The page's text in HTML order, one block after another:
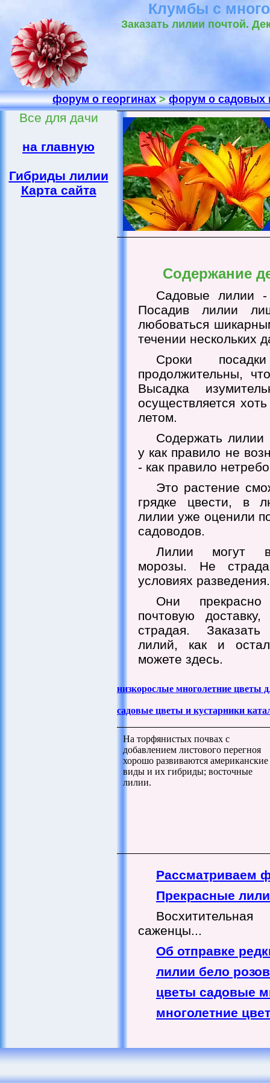
Клумбы с
Заказать лилии почтой.
форум о георгинах>форум о садовых
Все для дачи
на главную
Гибриды лилии
Карта сайта
Содержание
Садовые лилии -
Посадив лилии
любоваться
течении нескольких
Сроки
продолжительны,
Высадка
осуществляется
летом.
Содержать
у как правило не
- как правило
Это растение
грядке цвести, в
лилии уже оценили
садоводов.
Лилии могут
морозы. Не
условиях разведения.
Они прекрасно
почтовую
страдая.
лилий, как и
можете здесь.
низкорослые многолетние цветы
садовые цветы и кустарники
На торфянистых почвах с
добавлением листового перегноя
хорошо развиваются американские
виды и их гибриды; восточные
лилии.
Рассматриваем
Прекрасные
саженцы...
Об отправке
лилии бело
цветы садовые
многолетние